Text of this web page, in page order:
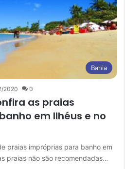
Bahia
2020 0
as praias
em Ilhéus e no
praias impróprias para banho em
praias não são recomendadas…